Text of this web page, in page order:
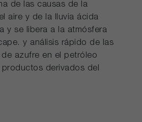
de las causas de la
aire y de la lluvia ácida
y se libera a la atmósfera
y análisis rápido de las
azufre en el petróleo
derivados del